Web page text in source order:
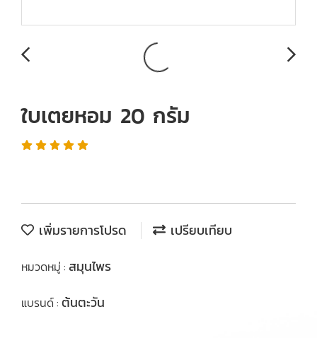
ใบเตยหอม 20 กรัม
เพิ่มรายการโปรด เปรียบเทียบ
หมวดหมู่ : สมุนไพร
แบรนด์ : ต้นตะวัน